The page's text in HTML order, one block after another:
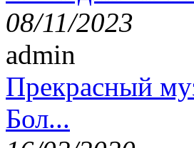
08/11/2023
admin
Прекрасный
Бол...